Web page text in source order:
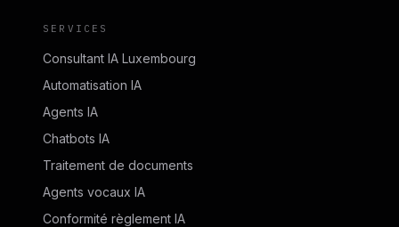
SERVICES
Consultant IA Luxembourg
Automatisation IA
Agents IA
Chatbots IA
Traitement de documents
Agents vocaux IA
Conformité règlement IA